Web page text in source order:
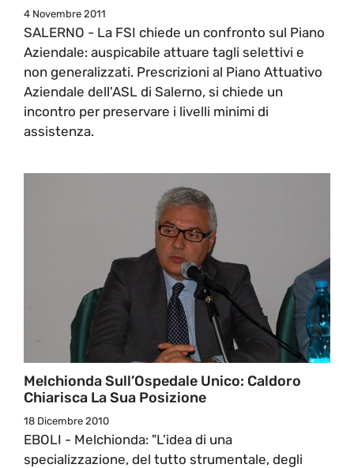
4 Novembre 2011
SALERNO - La FSI chiede un confronto sul Piano
Aziendale: auspicabile attuare tagli selettivi e
non generalizzati. Prescrizioni al Piano Attuativo
Aziendale dell'ASL di Salerno, si chiede un
incontro per preservare i livelli minimi di
assistenza.
Melchionda Sull’Ospedale Unico: Caldoro
Chiarisca La Sua Posizione
18 Dicembre 2010
EBOLI - Melchionda: "L’idea di una
specializzazione, del tutto strumentale, degli